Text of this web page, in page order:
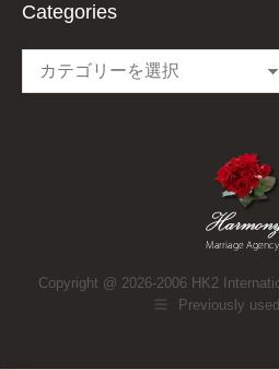
Categories
Categories
Copyright @ 2026-2006 HK2
Previously